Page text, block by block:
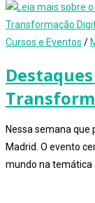
Cursos e Eventos /
Nessa semana que
Madrid. O evento
mundo na temática